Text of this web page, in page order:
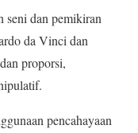
seni dan pemikiran
da Vinci dan
proporsi,
pencahayaan